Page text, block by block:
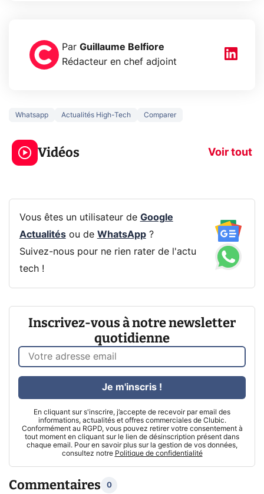
Par Guillaume Belfiore
Rédacteur en chef adjoint
Whatsapp Actualités High-Tech Comparer
Vidéos Voir tout
5 générations de
jeux dans la
prochaine Xbox !
navigation
Vous êtes un utilisateur de Google
Actualitésou de WhatsApp?
Suivez-nous pour ne rien rater de l'actu
tech !
Inscrivez-vous à notre newsletter
quotidienne
En cliquant sur s'inscrire, j’accepte de recevoir par email des
informations, actualités et offres commerciales de Clubic.
Conformément au RGPD, vous pouvez retirer votre consentement à
tout moment en cliquant sur le lien de désinscription présent dans
chaque email. Pour en savoir plus sur la gestion de vos données,
consultez notre Politique de confidentialité
Je m'inscris !
Commentaires 0